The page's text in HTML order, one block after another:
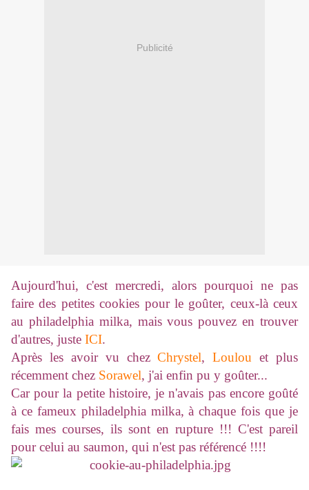
Publicité
Aujourd'hui, c'est mercredi, alors pourquoi ne pas
faire des petites cookies pour le goûter, ceux-là ceux
au philadelphia milka, mais vous pouvez en trouver
d'autres, juste ICI.
Après les avoir vu chezChrystel,Loulou
et plus
récemment chez Sorawel, j'ai enfin pu y goûter...
Car pour la petite histoire, je n'avais pas encore goûté
à ce fameux philadelphia milka, à chaque fois que je
fais mes courses, ils sont en rupture !!! C'est pareil
pour celui au saumon, qui n'est pas référencé !!!!